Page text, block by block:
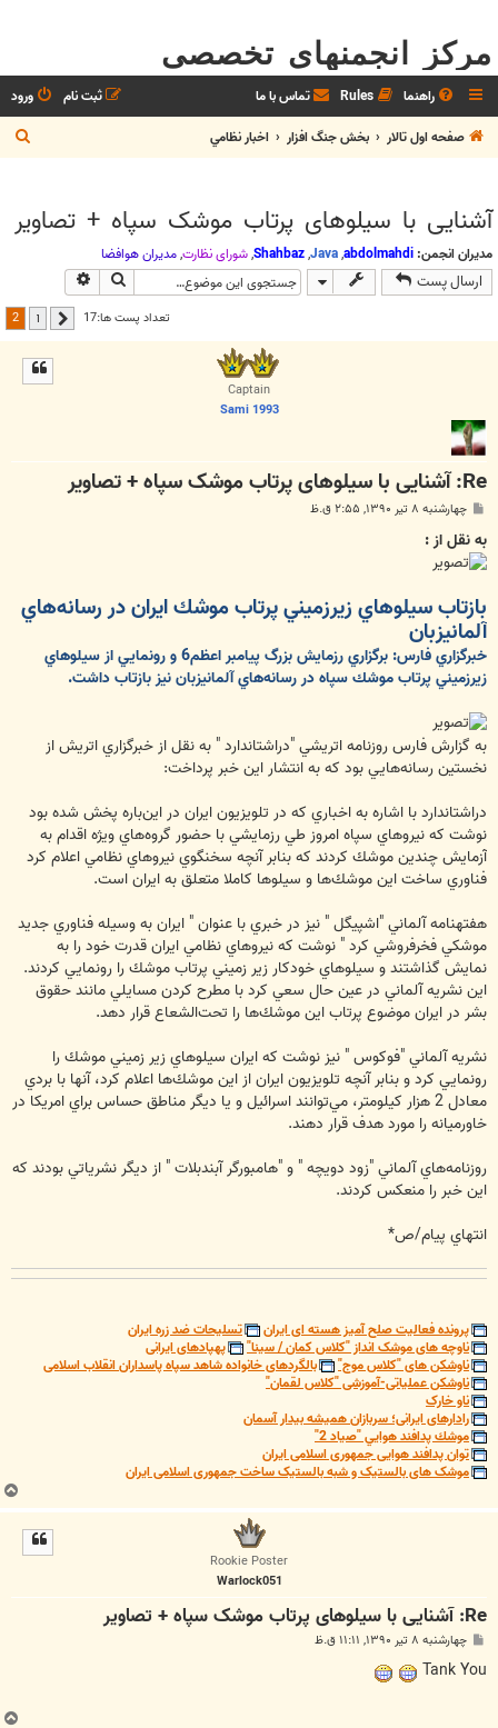
مرکز انجمنهای تخصصی
راهنما Rules تماس با ما ورود
ثبت نام
صفحه اول تالار
بخش جنگ افزار اخبار نظامي
س
آشنایی با سیلوهای پرتاب موشک سپاه + تصاویر
مدیران انجمن: abdolmahdi
,
Java
,
Shahbaz
,شوراي نظارت,مديران هوافضا
ارسال پست جستجو
تعداد پست ها:17 قبلی 1
2
Captain
Sami 1993
Re: آشنایی با سیلوهای پرتاب موشک سپاه + تصاویر
س
ت
چهارشنبه ۸ تیر ۱۳۹۰, ۲:۵۵ ق.ظ
به نقل از :
بازتاب سيلوهاي زيرزميني پرتاب موشك ايران در رسانه‌هاي
آلماني‏زبان
خبرگزاري ‌فارس: برگزاري رزمايش بزرگ پيامبر اعظم6 و رونمايي از سيلوهاي
زيرزميني پرتاب موشك سپاه در رسانه‌هاي آلماني‎زبان نيز بازتاب داشت.
به گزارش فارس روزنامه اتريشي "دراشتاندارد " به نقل از خبرگزاري اتريش از
نخستين رسانه‌هايي بود كه به انتشار اين خبر پرداخت:
دراشتاندارد با اشاره به اخباري كه در تلويزيون ايران در اين‌باره پخش شده بود
نوشت كه نيروهاي سپاه امروز طي رزمايشي با حضور گروه‌هاي ويژه اقدام به
آزمايش چندين موشك كردند كه بنابر آنچه سخنگوي نيروهاي نظامي اعلام كرد
فناوري ساخت اين موشك‌ها و سيلوها كاملا متعلق به ايران است.
هفته‎نامه آلماني "اشپيگل " نيز در خبري با عنوان " ايران به وسيله فناوري جديد
موشكي فخرفروشي كرد " نوشت كه نيروهاي نظامي ايران قدرت خود را به
نمايش گذاشتند و سيلوهاي خودكار زير زميني پرتاب موشك را رونمايي كردند.
اين نشريه آلماني در عين حال سعي كرد با مطرح كردن مسايلي مانند حقوق
‌بشر در ايران موضوع پرتاب اين موشك‌ها را تحت‌الشعاع قرار دهد.
نشريه آلماني "فوكوس " نيز نوشت كه ايران سيلوهاي زير زميني موشك را
رونمايي كرد و بنابر آنچه تلويزيون ايران از اين موشك‌ها اعلام كرد، آنها با بردي
معادل 2 هزار كيلومتر، مي‌توانند اسرائيل و يا ديگر مناطق حساس براي امريكا در
خاورميانه را مورد هدف قرار دهند.
روزنامه‌هاي آلماني "زود دويچه " و "هامبورگر آبندبلات " از ديگر نشرياتي بودند كه
اين خبر را منعكس كردند.
انتهاي ‌پيام/ص*
پرونده فعالیت صلح آمیز هسته ای ایران
تسلیحات ضد زره ایران
ناوچه های موشک انداز "کلاس کمان / سینا"
پهپادهای ایرانی
ناوشکن های "کلاس موج"
بالگردهای خانواده شاهد سپاه پاسداران انقلاب اسلامی
ناوشکن عملیاتی-آموزشی "کلاس لقمان"
ناو خارک
رادارهای ایرانی؛ سربازان همیشه بیدار آسمان
موشك پدافند هوايي "صياد 2"
توان پدافند هوایی جمهوری اسلامی ایران
موشک های بالستیک و شبه بالستیک ساخت جمهوری اسلامی ایران
Rookie Poster
Warlock051
Re: آشنایی با سیلوهای پرتاب موشک سپاه + تصاویر
س
ت
چهارشنبه ۸ تیر ۱۳۹۰, ۱۱:۱۱ ق.ظ
Tank You